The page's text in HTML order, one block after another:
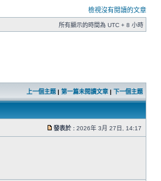
檢視沒有閱讀的文章
所有顯示的時間為 UTC + 8 小時
上一個主題 | 第一篇未閱讀文章 | 下一個主題
發表於 : 2026年 3月 27日, 14:17